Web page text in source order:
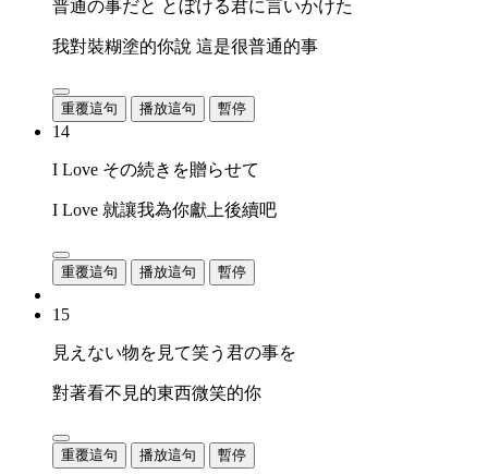
普通の事だと とぼける君に言いかけた
我對裝糊塗的你說 這是很普通的事
重覆這句 播放這句 暫停
14
I Love その続きを贈らせて
I Love 就讓我為你獻上後續吧
重覆這句 播放這句 暫停
15
見えない物を見て笑う君の事を
對著看不見的東西微笑的你
重覆這句 播放這句 暫停